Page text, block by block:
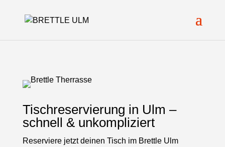
Tischreservierung in Ulm –
schnell & unkompliziert
Reserviere jetzt deinen Tisch im Brettle Ulm